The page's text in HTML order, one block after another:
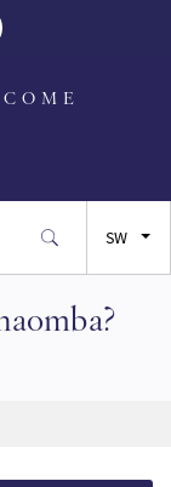
EN
SW